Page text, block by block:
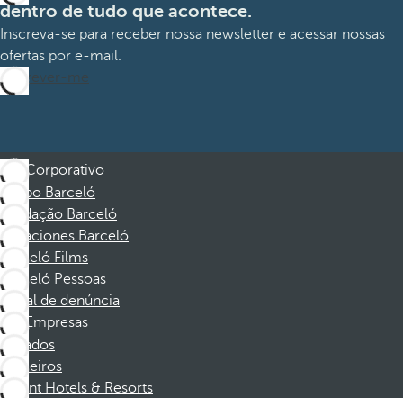
dentro de tudo que acontece.
Inscreva-se para receber nossa newsletter e acessar nossas
ofertas por e-mail.
Inscrever-me
Corporativo
Grupo Barceló
Fundação Barceló
Vacaciones Barceló
Barceló Films
Barceló Pessoas
Canal de denúncia
Empresas
Afiliados
Parceiros
Dorint Hotels & Resorts